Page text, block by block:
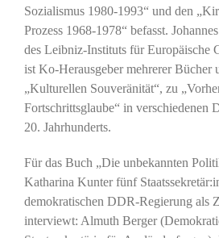
Sozialismus 1980-1993“ und den
Prozess 1968-1978“ befasst.
des Leibniz-Instituts für Europäische
ist Ko-Herausgeber mehrerer Bücher
„Kulturellen Souveränität“, zu
Fortschrittsglaube“ in verschiedenen
20. Jahrhunderts.
Für das Buch „Die unbekannten
Katharina Kunter fünf
demokratischen DDR-Regierung als
interviewt: Almuth Berger